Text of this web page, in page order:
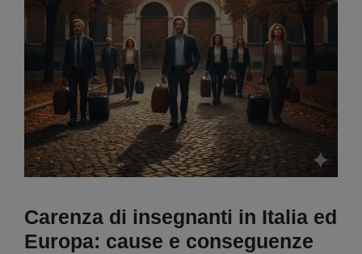
Carenza di insegnanti in Italia ed
Europa: cause e conseguenze